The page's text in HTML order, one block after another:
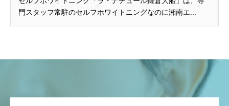
門スタッフ常駐のセルフホワイトニングなのに湘南エ...